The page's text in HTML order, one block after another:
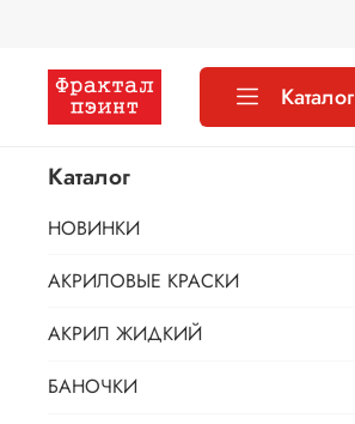
Каталог
Каталог
НОВИНКИ
АКРИЛОВЫЕ КРАСКИ
АКРИЛ ЖИДКИЙ
БАНОЧКИ